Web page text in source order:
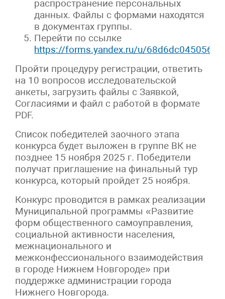
распространение персональных
данных. Файлы с формами находятся
в документах группы.
Перейти по ссылке
https://forms.yandex.ru/u/
Пройти процедуру регистрации, ответить
на 10 вопросов исследовательской
анкеты, загрузить файлы с Заявкой,
Согласиями и файл с работой в формате
PDF.
Список победителей заочного этапа
конкурса будет выложен в группе ВК не
позднее 15 ноября 2025 г. Победители
получат приглашение на финальный тур
конкурса, который пройдет 25 ноября.
Конкурс проводится в рамках реализации
Муниципальной программы «Развитие
форм общественного самоуправления,
социальной активности населения,
межнационального и
межконфессионального взаимодействия
в городе Нижнем Новгороде» при
поддержке администрации города
Нижнего Новгорода.